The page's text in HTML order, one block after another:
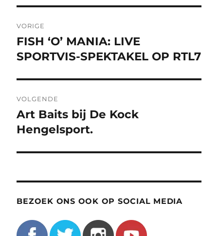
navigatie
VORIGE
Vorig
bericht:
FISH ‘O’ MANIA: LIVE
SPORTVIS-SPEKTAKEL OP RTL7
VOLGENDE
Volgend
bericht:
Art Baits bij De Kock
Hengelsport.
BEZOEK ONS OOK OP SOCIAL MEDIA